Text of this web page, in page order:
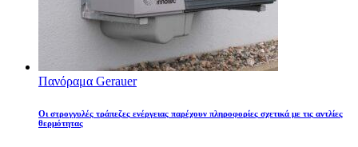
Πανόραμα Gerauer
Οι στρογγυλές τράπεζες ενέργειας παρέχουν πληροφορίες σχετικά με τις αντλίες
θερμότητας